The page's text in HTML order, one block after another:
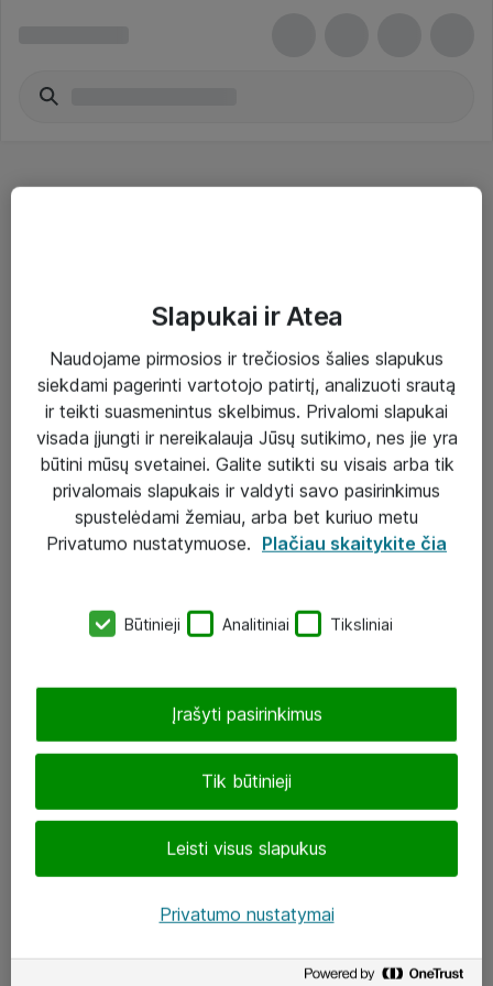
Sprendimai ir paslaugos
Paslaugos
Sprendimai
Įgyvendinti projektai
Atea ekspertų patarimai verslui
UAB „ATEA“
J. Rutkausko g. 6, Vilnius
Atea kontaktai
Aplankykite mus
Slapukai ir Atea
Naudojame pirmosios ir trečiosios šalies slapukus
siekdami pagerinti vartotojo patirtį, analizuoti srautą
ir teikti suasmenintus skelbimus. Privalomi slapukai
visada įjungti ir nereikalauja Jūsų sutikimo, nes jie yra
būtini mūsų svetainei. Galite sutikti su visais arba tik
privalomais slapukais ir valdyti savo pasirinkimus
spustelėdami žemiau, arba bet kuriuo metu
Privatumo nustatymuose. Plačiau skaitykite čia
Būtinieji Analitiniai Tiksliniai
Tik būtinieji
Leisti visus slapukus
Įrašyti pasirinkimus
Privatumo nustatymai